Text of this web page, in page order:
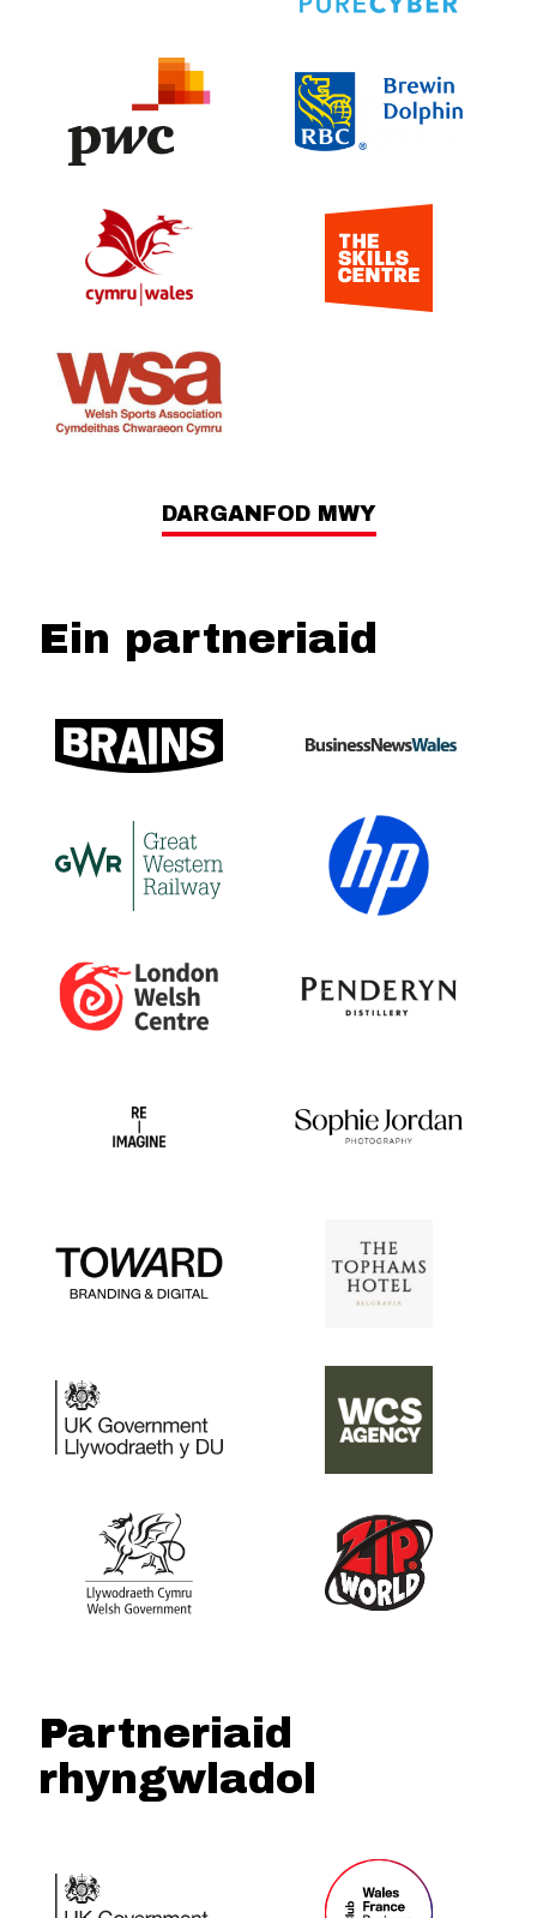
DARGANFOD MWY
Ein partneriaid
Partneriaid
rhyngwladol